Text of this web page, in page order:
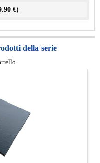
€)
della serie